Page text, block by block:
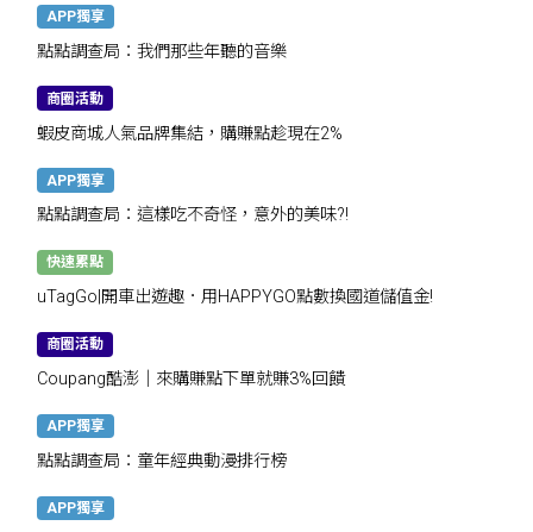
APP獨享
點點調查局：我們那些年聽的音樂
商圈活動
蝦皮商城人氣品牌集結，購賺點趁現在2%
APP獨享
點點調查局：這樣吃不奇怪，意外的美味?!
快速累點
uTagGo|開車出遊趣．用HAPPYGO點數換國道儲值金!
商圈活動
Coupang酷澎｜來購賺點下單就賺3%回饋
APP獨享
點點調查局：童年經典動漫排行榜
APP獨享